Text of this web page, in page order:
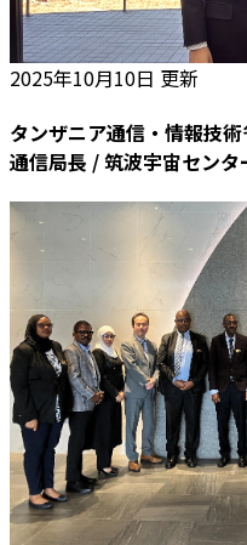
2025年10月10日 更新
タンザニア通信・情報技
通信局長 / 筑波宇宙センタ